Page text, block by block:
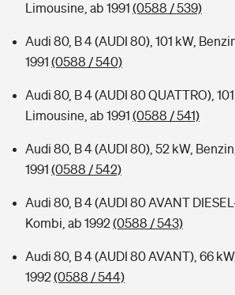
Limousine, ab 1991 (0588 / 539)
Audi 80, B 4 (AUDI 80), 101 kW,
1991 (0588 / 540)
Audi 80, B 4 (AUDI 80 QUATTRO),
Limousine, ab 1991 (0588 / 541)
Audi 80, B 4 (AUDI 80), 52 kW,
1991 (0588 / 542)
Audi 80, B 4 (AUDI 80 AVANT
Kombi, ab 1992(0588 / 543)
Audi 80, B 4 (AUDI 80 AVANT), 66
1992(0588 / 544)